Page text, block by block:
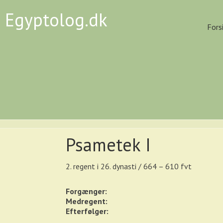
Egyptolog.dk
Psametek I
2. regent i 26. dynasti / 664 – 610 fvt
Forgænger:
Medregent:
Efterfølger: